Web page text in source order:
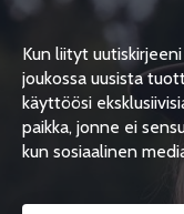
Kun liityt
joukossa uusista
käyttöösi
paikka, jonne ei
kun sosiaalinen